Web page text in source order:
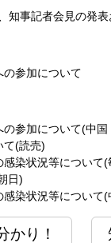
知事記者会見の発表
の参加について
の参加について(中
て(読売)
染状況等について(
日)
染状況等について
り！